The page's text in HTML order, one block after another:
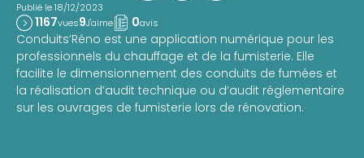
Publié le 18/12/2023
1167vues9J'aime 0avis
Conduits’Réno est une application numérique pour les
professionnels du chauffage et de la fumisterie. Elle
facilite le dimensionnement des conduits de fumées et
la réalisation d’audit technique ou d’audit réglementaire
sur les ouvrages de fumisterie lors de rénovation.